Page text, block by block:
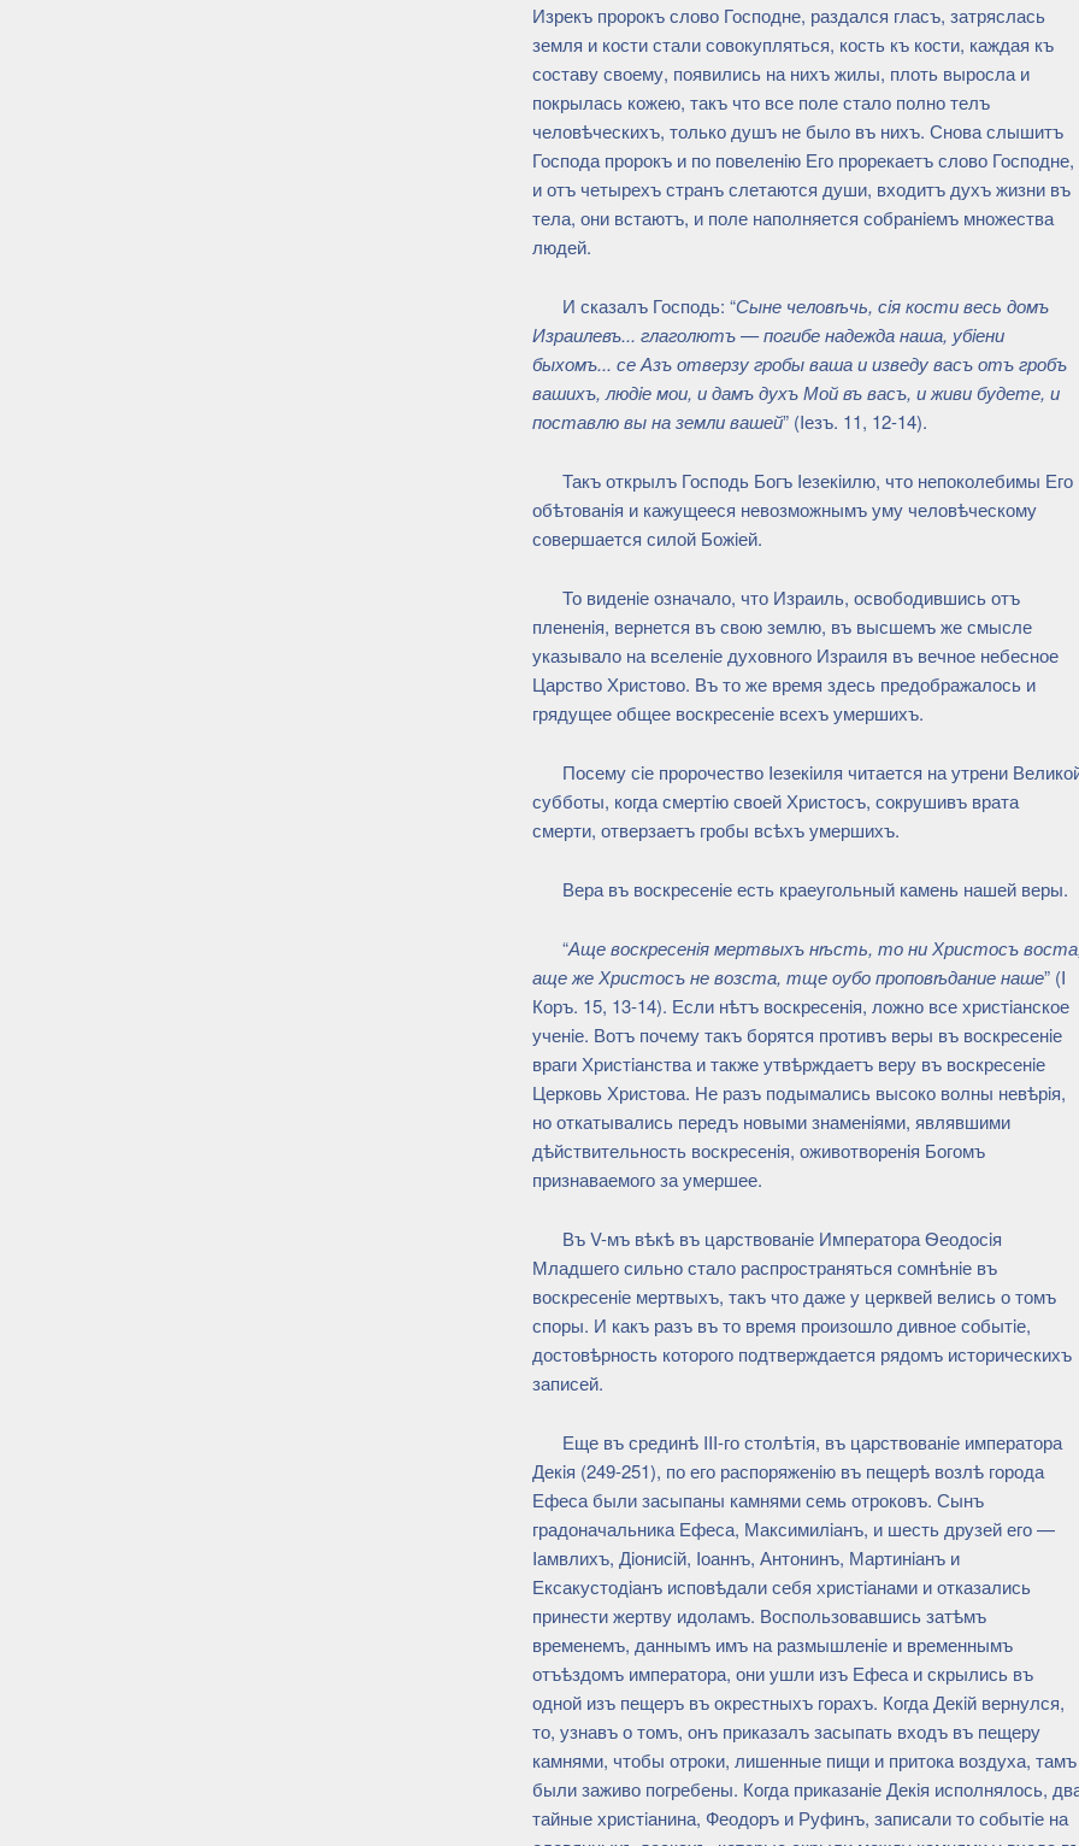
Изрекъ пророкъ слово Господне, раздался гласъ, затряслась
земля и кости стали совокупляться, кость къ кости, каждая къ
составу своему, появились на нихъ жилы, плоть выросла и
покрылась кожею, такъ что все поле стало полно телъ
человѣческихъ, только душъ не было въ нихъ. Снова слышитъ
Господа пророкъ и по повеленiю Его прорекаетъ слово Господне,
и отъ четырехъ странъ слетаются души, входитъ духъ жизни въ
тела, они встаютъ, и поле наполняется собранiемъ множества
людей.
И сказалъ Господь: “Сыне человѣчь, сiя кости весь домъ
Израилевъ... глаголютъ — погибе надежда наша, убiени
быхомъ... се Азъ отверзу гробы ваша и изведу васъ отъ гробъ
вашихъ, людiе мои, и дамъ духъ Мой въ васъ, и живи будете, и
поставлю вы на земли вашей” (Iезъ. 11, 12-14).
Такъ открылъ Господь Богъ Iезекiилю, что непоколебимы Его
обѣтованiя и кажущееся невозможнымъ уму человѣческому
совершается силой Божiей.
То виденiе означало, что Израиль, освободившись отъ
плененiя, вернется въ свою землю, въ высшемъ же смысле
указывало на вселенiе духовного Израиля въ вечное небесное
Царство Христово. Въ то же время здесь предображалось и
грядущее общее воскресенiе всехъ умершихъ.
Посему сiе пророчество Iезекiиля читается на утрени
субботы, когда смертiю своей Христосъ, сокрушивъ врата
смерти, отверзаетъ гробы всѣхъ умершихъ.
Вера въ воскресенiе есть краеугольный камень нашей веры.
“Аще воскресенiя мертвыхъ нѣсть, то ни Христосъ
аще же Христосъ не возста, тще оубо проповѣдание наше” (I
Коръ. 15, 13-14). Если нѣтъ воскресенiя, ложно все христiанское
ученiе. Вотъ почему такъ борятся противъ веры въ воскресенiе
враги Христiанства и также утвѣрждаетъ веру въ воскресенiе
Церковь Христова. Не разъ подымались высоко волны невѣрiя,
но откатывались передъ новыми знаменiями, являвшими
дѣйствительность воскресенiя, оживотворенiя Богомъ
признаваемого за умершее.
Въ V-мъ вѣкѣ въ царствованiе Императора Ѳеодосiя
Младшего сильно стало распространяться сомнѣнiе въ
воскресенiе мертвыхъ, такъ что даже у церквей велись о томъ
споры. И какъ разъ въ то время произошло дивное событiе,
достовѣрность которого подтверждается рядомъ историческихъ
записей.
Еще въ срединѣ III-го столѣтiя, въ царствованiе императора
Декiя (249-251), по его распоряженiю въ пещерѣ возлѣ города
Ефеса были засыпаны камнями семь отроковъ. Сынъ
градоначальника Ефеса, Максимилiанъ, и шесть друзей его —
Iамвлихъ, Дiонисiй, Iоаннъ, Антонинъ, Мартинiанъ и
Ексакустодiанъ исповѣдали себя христiанами и отказались
принести жертву идоламъ. Воспользовавшись затѣмъ
временемъ, даннымъ имъ на размышленiе и временнымъ
отъѣздомъ императора, они ушли изъ Ефеса и скрылись въ
одной изъ пещеръ въ окрестныхъ горахъ. Когда Декiй вернулся,
то, узнавъ о томъ, онъ приказалъ засыпать входъ въ пещеру
камнями, чтобы отроки, лишенные пищи и притока воздуха, тамъ
были заживо погребены. Когда приказанiе Декiя исполнялось,
тайные христiанина, Феодоръ и Руфинъ, записали то событiе на